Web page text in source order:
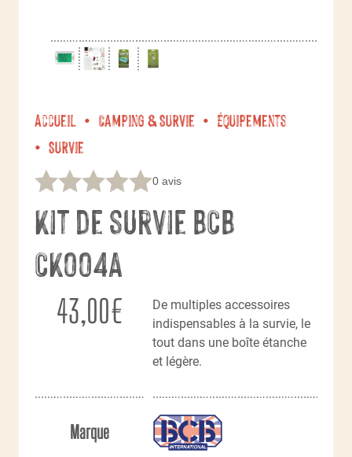
Accueil Camping & Survie
Équipements
Survie
0 avis
Kit de survie BCB
CK004A
43,00€
De multiples accessoires
indispensables à la survie, le
tout dans une boîte étanche
et légère.
Marque